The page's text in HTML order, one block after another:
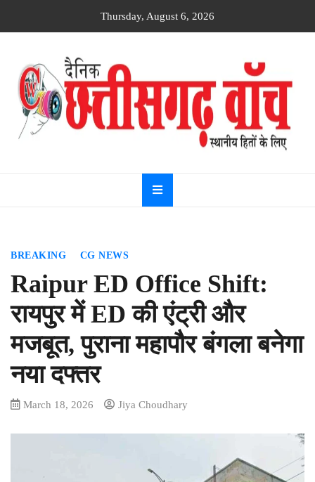
Thursday, August 6, 2026
Dainik
Chhattisgarh
watch
BREAKING CG NEWS
Raipur ED Office Shift:
रायपुर में ED की एंट्री और
मजबूत, पुराना महापौर बंगला बनेगा
नया दफ्तर
March 18, 2026 Jiya Choudhary